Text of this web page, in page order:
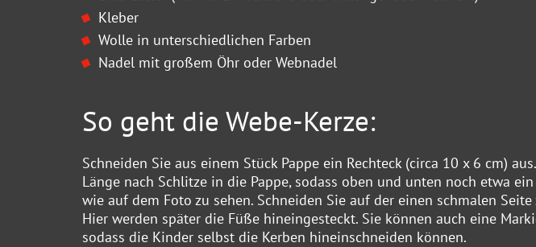
Kleber
Wolle in unterschiedlichen Farben
Nadel mit großem Öhr oder Webnadel
So geht die Webe-Kerze:
Schneiden Sie aus einem Stück Pappe ein Rechteck (circa 10 x 6 cm)
Länge nach Schlitze in die Pappe, sodass oben und unten noch etwa
wie auf dem Foto zu sehen. Schneiden Sie auf der einen schmalen
Hier werden später die Füße hineingesteckt. Sie können auch eine
sodass die Kinder selbst die Kerben hineinschneiden können.